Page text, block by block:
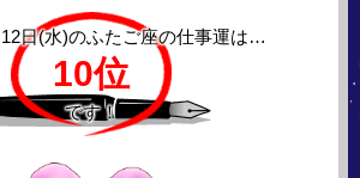
日(水)のふたご座の仕事運は…
10位
です！